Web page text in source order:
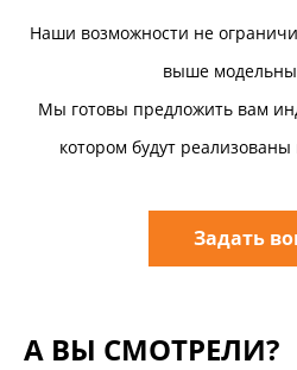
Наши возможности не
выше
Мы готовы предложить вам
котором будут
Задать
А ВЫ СМОТРЕЛИ?